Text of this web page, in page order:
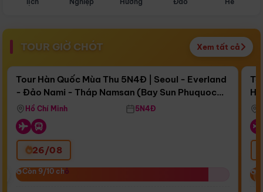
TOUR GIỜ CHÓT Xem tất cả
Còn15 ngày 08:43:14
Bay Sun Phuquoc Airways
Điểm nổi bật
Tour Hàn Quốc Mùa Thu 5N4Đ | Seoul - Everland
- Đảo Nami - Tháp Namsan (Bay Sun Phuquoc
Airways)
Hồ Chí Minh 5N4Đ
26/08
Còn 9/10 chỗ
Còn 9/10 chỗ